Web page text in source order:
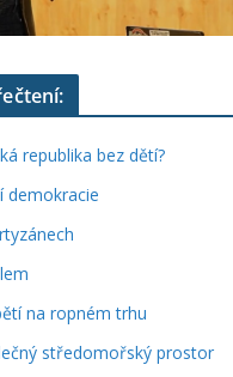
republika bez dětí?
demokracie
na ropném trhu
středomořský prostor